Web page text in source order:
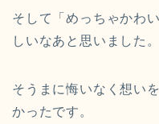
そして「めっちゃかわ
しいなあと思いました。
そうまに悔いなく想い
かったです。